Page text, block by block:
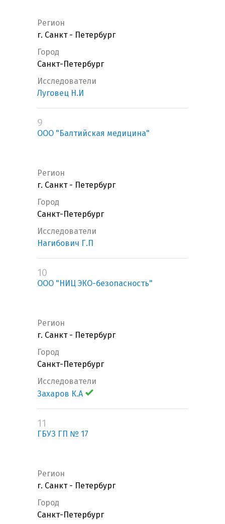
Регион
г. Санкт - Петербург
Город
Санкт-Петербург
Исследователи
Луговец Н.И
9
ООО "Балтийская медицина"
Регион
г. Санкт - Петербург
Город
Санкт-Петербург
Исследователи
Нагибович Г.П
10
ООО "НИЦ ЭКО-безопасность"
Регион
г. Санкт - Петербург
Город
Санкт-Петербург
Исследователи
Захаров К.А
11
ГБУЗ ГП № 17
Регион
г. Санкт - Петербург
Город
Санкт-Петербург